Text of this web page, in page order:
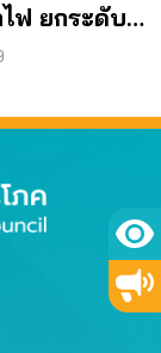
ฟ ยกระดับ
ภัยเมือง